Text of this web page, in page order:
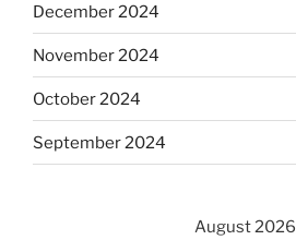
December 2024
November 2024
October 2024
September 2024
August 2026